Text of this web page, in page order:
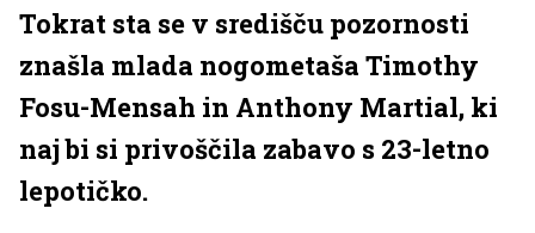
Tokrat sta se v središču pozornosti
znašla mlada nogometaša Timothy
Fosu-Mensah in Anthony Martial, ki
naj bi si privoščila zabavo s 23-letno
lepotičko.